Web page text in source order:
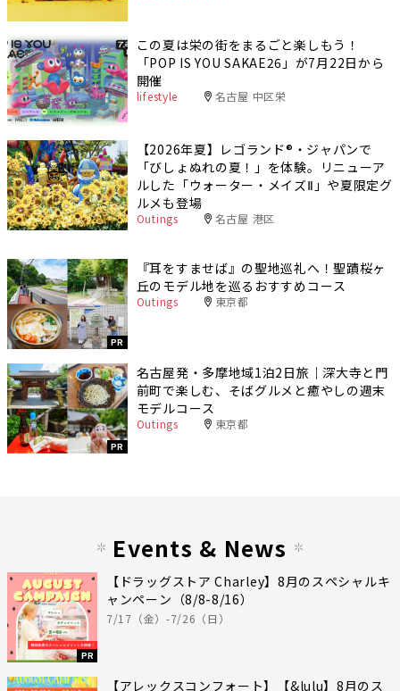
この夏は栄の街をまるごと楽しもう！
「POP IS YOU SAKAE26」が7月22日から
開催
lifestyle 名古屋 中区栄
【2026年夏】レゴランド®・ジャパンで
「びしょぬれの夏！」を体験。リニューア
ルした「ウォーター・メイズⅡ」や夏限定グ
ルメも登場
Outings 名古屋 港区
PR
『耳をすませば』の聖地巡礼へ！聖蹟桜ヶ
丘のモデル地を巡るおすすめコース
Outings 東京都
PR
名古屋発・多摩地域1泊2日旅｜深大寺と門
前町で楽しむ、そばグルメと癒やしの週末
モデルコース
Outings 東京都
Events & News
PR
【ドラッグストア Charley】8月のスペシャルキ
ャンペーン（8/8-8/16）
7/17（金）-7/26（日）
【アレックスコンフォート】【&lulu】8月のス